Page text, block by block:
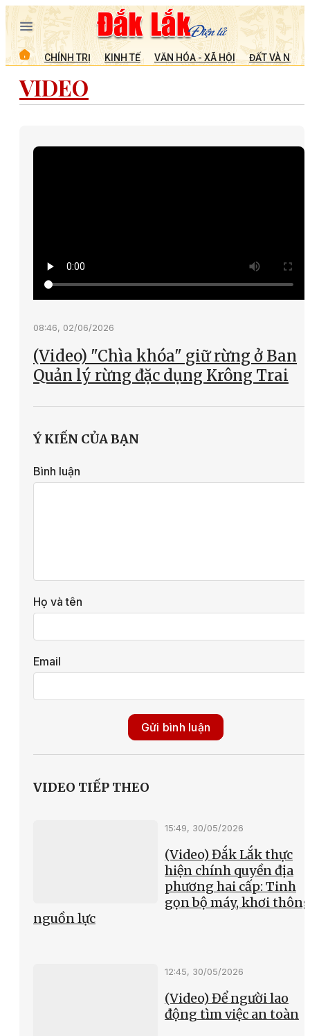
CHÍNH TRỊ KINH TẾ VĂN HÓA - XÃ HỘI ĐẤT VÀ
VIDEO
08:46, 02/06/2026
(Video) "Chìa khóa" giữ rừng ở Ban
Quản lý rừng đặc dụng Krông Trai
Ý KIẾN CỦA BẠN
Bình luận
Họ và tên
Email
Gửi bình luận
VIDEO TIẾP THEO
15:49, 30/05/2026
(Video) Đắk Lắk thực
hiện chính quyền địa
phương hai cấp: Tinh
gọn bộ máy, khơi
nguồn lực
12:45, 30/05/2026
(Video) Để người lao
động tìm việc an toàn